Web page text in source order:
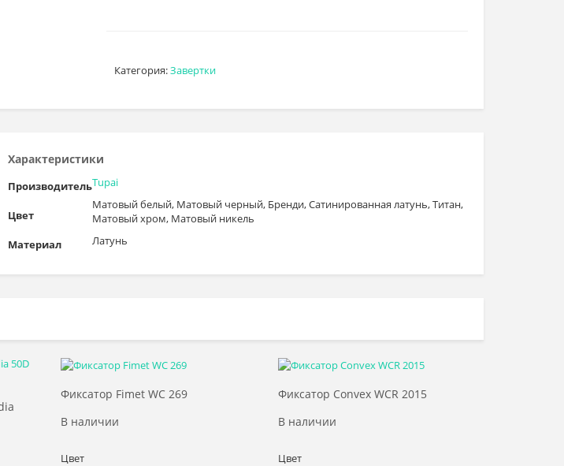
Категория:Завертки
Характеристики
ПроизводительTupai
Цвет
Матовый белый, Матовый черный, Бренди, Сатинированная латунь, Титан,
Матовый хром, Матовый никель
Материал
Латунь
Фиксатор Fimet WC 269
В наличии
Цвет
Выбрать >
Фиксатор Convex WCR 2015
В наличии
Цвет
Выбрать >